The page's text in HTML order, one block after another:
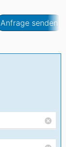
Anfrage senden